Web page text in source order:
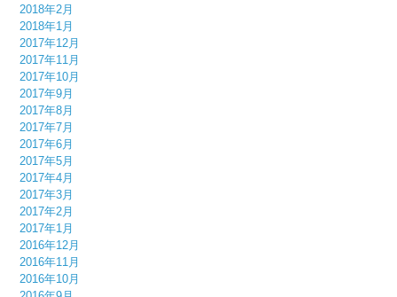
2018年2月
2018年1月
2017年12月
2017年11月
2017年10月
2017年9月
2017年8月
2017年7月
2017年6月
2017年5月
2017年4月
2017年3月
2017年2月
2017年1月
2016年12月
2016年11月
2016年10月